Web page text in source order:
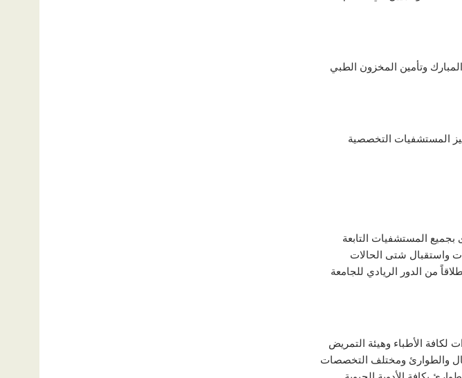
وتأمين المخزون الطبي
المستشفيات التخصصية
المستشفيات التابعة
واستقبال شتى الحالات
من الدور الريادي للجامعة
الأطباء وهيئة التمريض
والطوارئ ومختلف التخصصات